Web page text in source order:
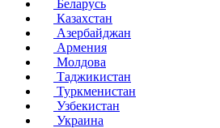
Беларусь
Казахстан
Азербайджан
Армения
Молдова
Таджикистан
Туркменистан
Узбекистан
Украина